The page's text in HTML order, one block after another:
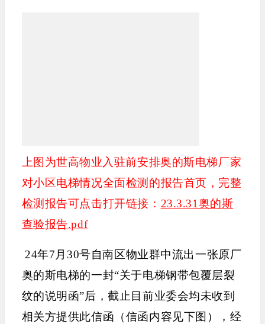
上图为世高物业入驻前安排奥的斯电梯厂家
对小区电梯情况全面检测的报告首页，完整
检测报告可点击打开链接： 23.3.31奥的斯
查验报告.pdf
24年7月30号自南区物业群中流出一张原厂
奥的斯电梯的一封“关于电梯钢带包覆层裂
纹的说明函”后，截止目前业委会均未收到
相关方提供此信函（信函内容见下图），经